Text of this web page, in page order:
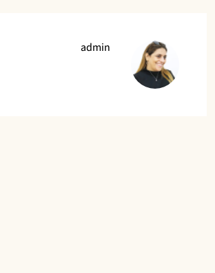
admin